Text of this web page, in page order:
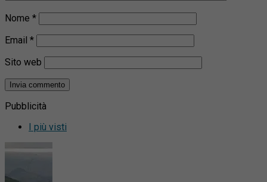
Nome *
Email *
Sito web
Pubblicità
I più visti